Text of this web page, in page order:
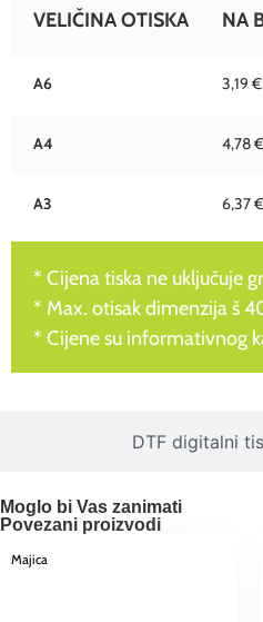
DTF digitalni
VELIČINA OTISKA NA
A6 3,19 €
A4 4,78 €
A3 6,37 €
* Cijena tiska ne uključuje
* Max. otisak dimenzija š
* Cijene su informativnog
Moglo bi Vas zanimati
Povezani proizvodi
Majica